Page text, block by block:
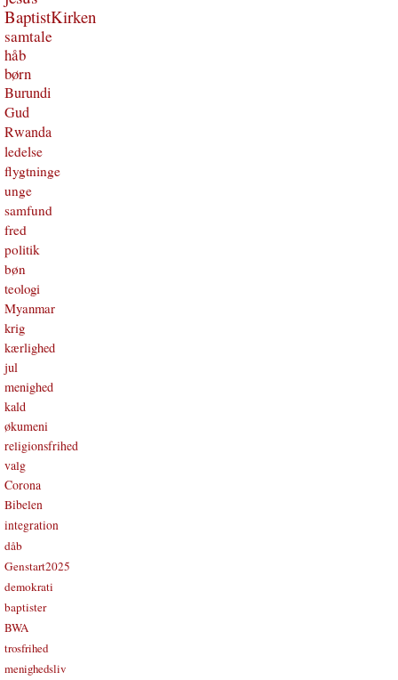
BaptistKirken
samtale
håb
børn
Burundi
Gud
Rwanda
ledelse
flygtninge
unge
samfund
fred
politik
bøn
teologi
Myanmar
krig
kærlighed
jul
menighed
kald
økumeni
religionsfrihed
valg
Corona
Bibelen
integration
dåb
Genstart2025
demokrati
baptister
BWA
trosfrihed
menighedsliv